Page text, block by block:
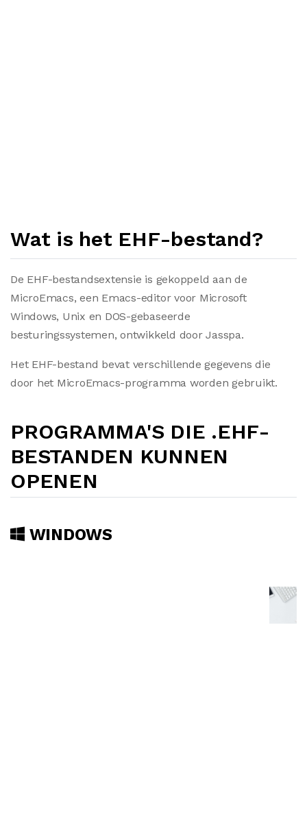
Wat is het EHF-bestand?
De EHF-bestandsextensie is gekoppeld aan de
MicroEmacs, een Emacs-editor voor Microsoft
Windows, Unix en DOS-gebaseerde
besturingssystemen, ontwikkeld door Jasspa.
Het EHF-bestand bevat verschillende gegevens die
door het MicroEmacs-programma worden gebruikt.
PROGRAMMA'S DIE .EHF-
BESTANDEN KUNNEN
OPENEN
WINDOWS